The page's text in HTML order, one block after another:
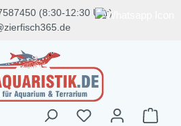
(8:30-12:30 Uhr)